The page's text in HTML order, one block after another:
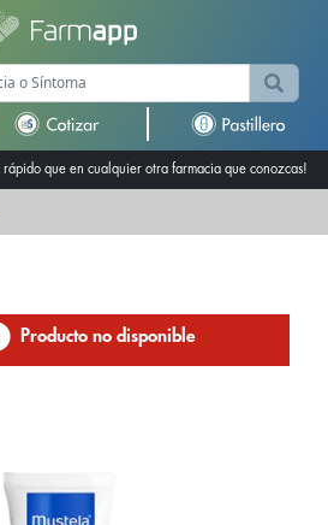
rápido que en cualquier otra farmacia que conozcas!
Producto no disponible